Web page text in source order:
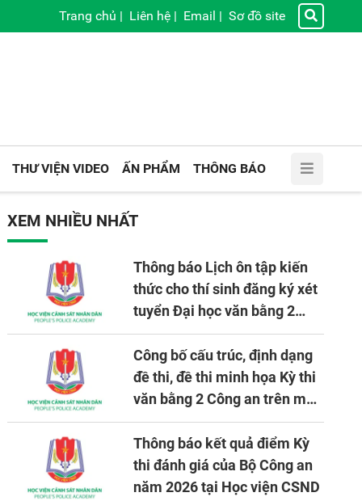
Trang chủ | Liên hệ | Email | Sơ đồ site
THƯ VIỆN VIDEO ẤN PHẨM THÔNG BÁO
XEM NHIỀU NHẤT
Thông báo Lịch ôn tập kiến
thức cho thí sinh đăng ký xét
tuyển Đại học văn bằng 2
tuyển mới, mở tại Học viện
CSND năm học 2026 - 2027
Công bố cấu trúc, định dạng
đề thi, đề thi minh họa Kỳ thi
văn bằng 2 Công an trên máy
tính
Thông báo kết quả điểm Kỳ
thi đánh giá của Bộ Công an
năm 2026 tại Học viện CSND